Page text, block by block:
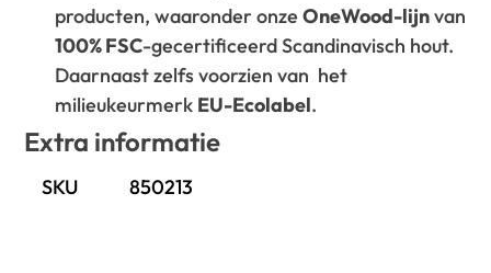
producten, waaronder onzeOneWood-lijnvan
100% FSC-gecertificeerd Scandinavisch hout.
Daarnaast zelfs voorzien van het
milieukeurmerk EU-Ecolabel.
Extra informatie
SKU 850213